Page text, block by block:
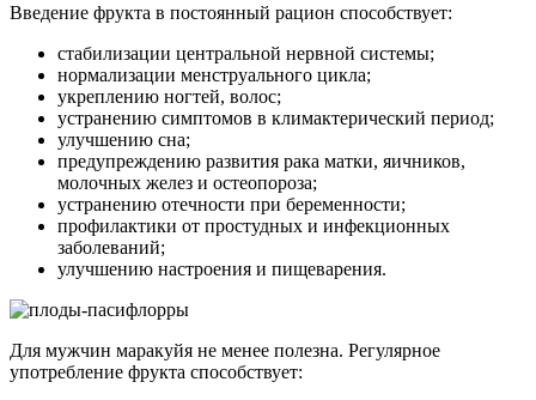
Введение фрукта в постоянный рацион способствует:
стабилизации центральной нервной системы;
нормализации менструального цикла;
укреплению ногтей, волос;
устранению симптомов в климактерический период;
улучшению сна;
предупреждению развития рака матки, яичников,
молочных желез и остеопороза;
устранению отечности при беременности;
профилактики от простудных и инфекционных
заболеваний;
улучшению настроения и пищеварения.
Для мужчин маракуйя не менее полезна. Регулярное
употребление фрукта способствует: